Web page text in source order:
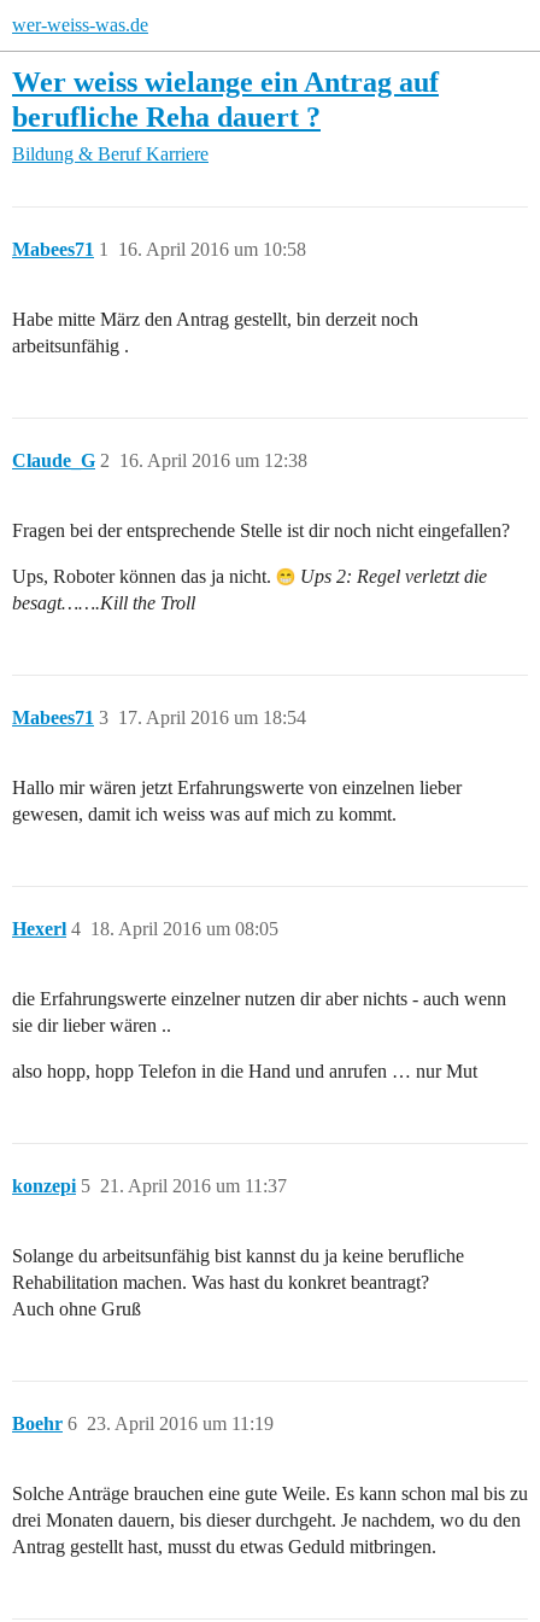
wer-weiss-was.de
Wer weiss wielange ein Antrag auf
berufliche Reha dauert ?
Bildung & Beruf Karriere
Mabees71 16. April 2016 um 10:58
1
Habe mitte März den Antrag gestellt, bin derzeit noch
arbeitsunfähig .
Claude_G 16. April 2016 um 12:38
2
Fragen bei der entsprechende Stelle ist dir noch nicht eingefallen?
Ups, Roboter können das ja nicht.
Ups 2: Regel verletzt die
besagt…….Kill the Troll
Mabees71 17. April 2016 um 18:54
3
Hallo mir wären jetzt Erfahrungswerte von einzelnen lieber
gewesen, damit ich weiss was auf mich zu kommt.
Hexerl 18. April 2016 um 08:05
4
die Erfahrungswerte einzelner nutzen dir aber nichts - auch wenn
sie dir lieber wären ..
also hopp, hopp Telefon in die Hand und anrufen … nur Mut
konzepi 21. April 2016 um 11:37
5
Solange du arbeitsunfähig bist kannst du ja keine berufliche
Rehabilitation machen. Was hast du konkret beantragt?
Auch ohne Gruß
Boehr 23. April 2016 um 11:19
6
Solche Anträge brauchen eine gute Weile. Es kann schon mal bis zu
drei Monaten dauern, bis dieser durchgeht. Je nachdem, wo du den
Antrag gestellt hast, musst du etwas Geduld mitbringen.